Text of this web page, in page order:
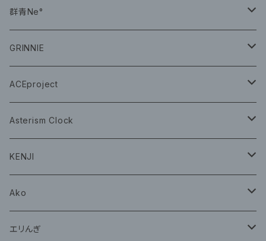
CD
群青Ne°
CD
グッズ
GRINNIE
グッズ
ACEproject
グッズ
CD
Asterism Clock
グッズ
KENJI
グッズ
Ako
グッズ
エリんぎ